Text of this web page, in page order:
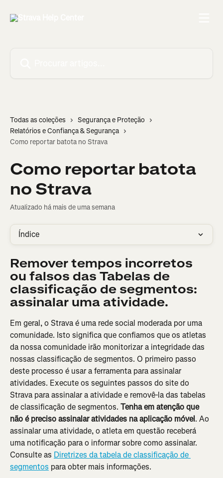
Todas as coleções
Segurança e Proteção
Relatórios e Confiança & Segurança
Como reportar batota no Strava
Como reportar batota
no Strava
Atualizado há mais de uma semana
Índice
Remover tempos incorretos
ou falsos das Tabelas de
classificação de segmentos:
assinalar uma atividade.
Em geral, o Strava é uma rede social moderada por uma
comunidade. Isto significa que confiamos que os atletas
da nossa comunidade irão monitorizar a integridade das
nossas classificação de segmentos. O primeiro passo
deste processo é usar a ferramenta para assinalar
atividades. Execute os seguintes passos do site do
Strava para assinalar a atividade e removê-la das tabelas
de classificação de segmentos. Tenha em atenção que
não é preciso assinalar atividades na aplicação móvel. Ao
assinalar uma atividade, o atleta em questão receberá
uma notificação para o informar sobre como assinalar.
Consulte as Diretrizes da tabela de classificação de
segmentos para obter mais informações.